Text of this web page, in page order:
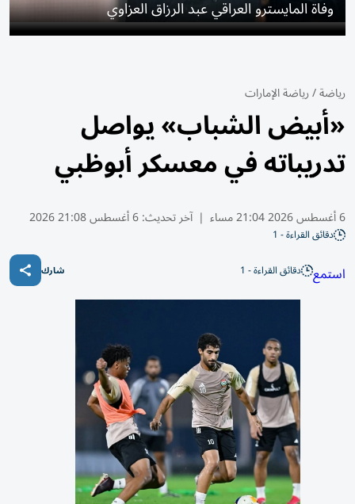
وفاة المايسترو العراقي عبد الرزاق العزاوي
رياضة/رياضة الإمارات
«أبيض الشباب» يواصل
تدريباته في معسكر أبوظبي
6 أغسطس 2026 21:04 مساء | آخر تحديث:6 أغسطس 21:08 2026
دقائق القراءة - 1
استمع دقائق القراءة - 1 شارك